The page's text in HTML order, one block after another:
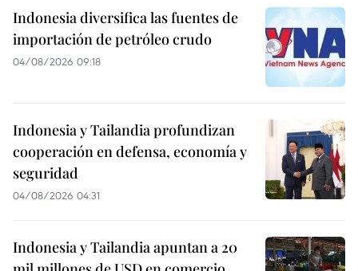
Indonesia diversifica las fuentes de
importación de petróleo crudo
04/08/2026 09:18
Indonesia y Tailandia profundizan
cooperación en defensa, economía y
seguridad
04/08/2026 04:31
Indonesia y Tailandia apuntan a 20